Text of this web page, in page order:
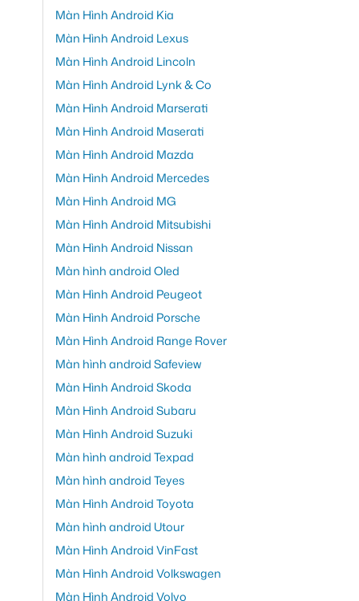
Màn Hình Android Kia
Màn Hình Android Lexus
Màn Hình Android Lincoln
Màn Hình Android Lynk & Co
Màn Hình Android Marserati
Màn Hình Android Maserati
Màn Hình Android Mazda
Màn Hình Android Mercedes
Màn Hình Android MG
Màn Hình Android Mitsubishi
Màn Hình Android Nissan
Màn hình android Oled
Màn Hình Android Peugeot
Màn Hình Android Porsche
Màn Hình Android Range Rover
Màn hình android Safeview
Màn Hình Android Skoda
Màn Hình Android Subaru
Màn Hình Android Suzuki
Màn hình android Texpad
Màn hình android Teyes
Màn Hình Android Toyota
Màn hình android Utour
Màn Hình Android VinFast
Màn Hình Android Volkswagen
Màn Hình Android Volvo